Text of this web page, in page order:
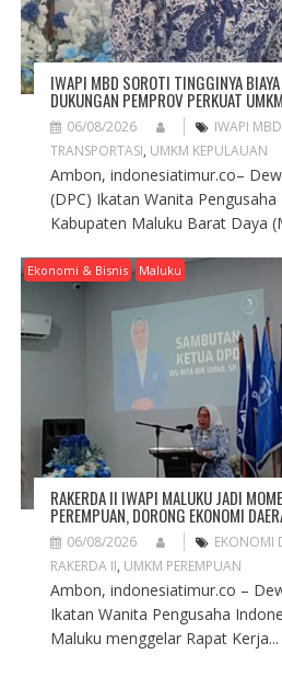
IWAPI MBD SOROTI TINGGINYA
DUKUNGAN PEMPROV PERKUAT
06/08/2026 IWAPI MBD
TRANSPORTASI, UMKM KEPULAUAN
Ambon, indonesiatimur.co–
(DPC) Ikatan Wanita Pengusaha
Kabupaten Maluku Barat Daya
Ekonomi & Bisnis Maluku
RAKERDA II IWAPI MALUKU JADI
PEREMPUAN, DORONG EKONOMI
06/08/2026 EKONOMI
RAKERDA II, UMKM PEREMPUAN
Ambon, indonesiatimur.co –
Ikatan Wanita Pengusaha
Maluku menggelar Rapat Kerja...